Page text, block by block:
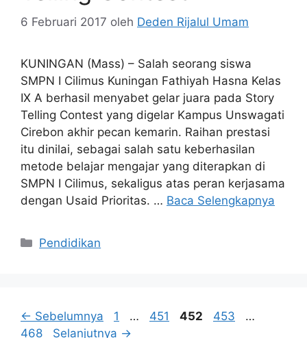
6 Februari 2017 oleh Deden Rijalul Umam
KUNINGAN (Mass) – Salah seorang siswa
SMPN I Cilimus Kuningan Fathiyah Hasna Kelas
IX A berhasil menyabet gelar juara pada Story
Telling Contest yang digelar Kampus Unswagati
Cirebon akhir pecan kemarin. Raihan prestasi
itu dinilai, sebagai salah satu keberhasilan
metode belajar mengajar yang diterapkan di
SMPN I Cilimus, sekaligus atas peran kerjasama
dengan Usaid Prioritas. … Baca Selengkapnya
Kategori
Pendidikan
← Sebelumnya Halaman
1 … Halaman
451 Halaman
452 Halaman
453 …
468
Selanjutnya →